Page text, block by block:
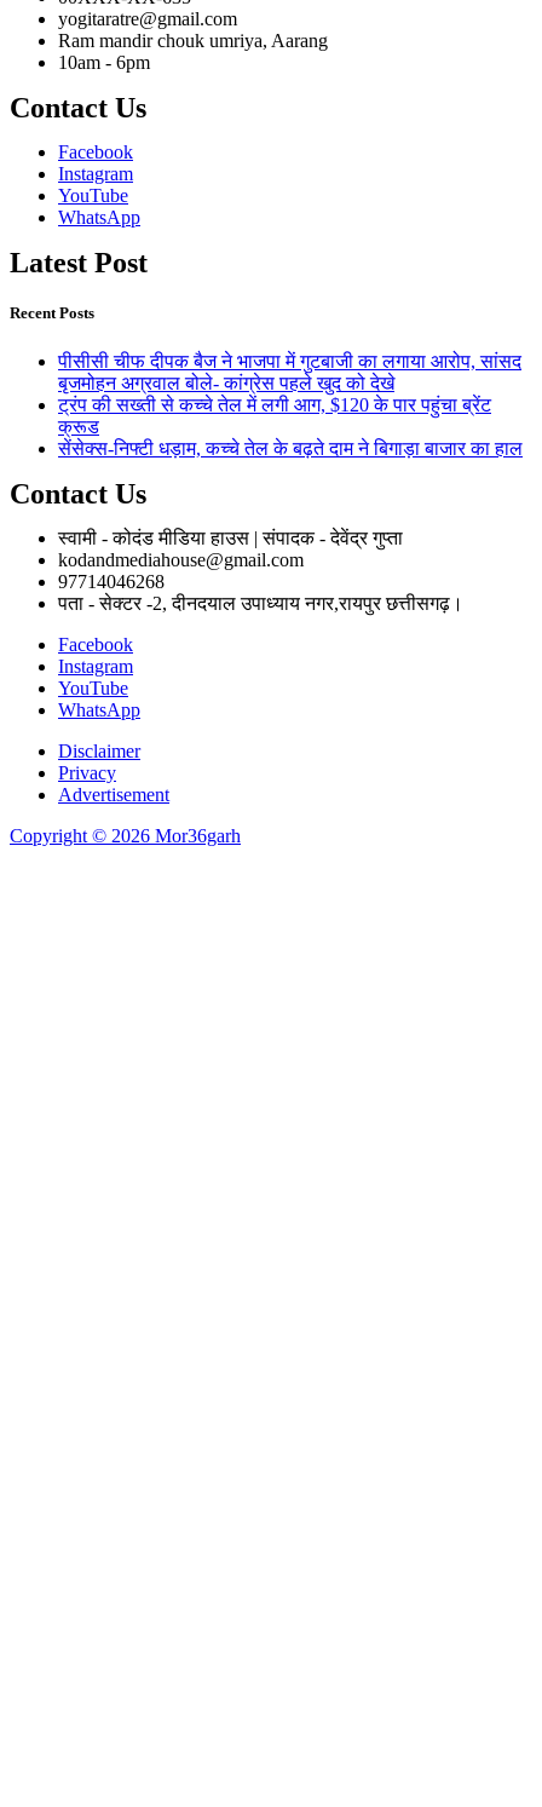
yogitaratre@gmail.com
Ram mandir chouk umriya, Aarang
10am - 6pm
Contact Us
Facebook
Instagram
YouTube
WhatsApp
Latest Post
Recent Posts
पीसीसी चीफ दीपक बैज ने भाजपा में गुटबाजी का लगाया आरोप, सांसद
बृजमोहन अग्रवाल बोले- कांग्रेस पहले खुद को देखे
ट्रंप की सख्ती से कच्चे तेल में लगी आग, $120 के पार पहुंचा ब्रेंट
क्रूड
सेंसेक्स-निफ्टी धड़ाम, कच्चे तेल के बढ़ते दाम ने बिगाड़ा बाजार का हाल
Contact Us
स्वामी - कोदंड मीडिया हाउस | संपादक - देवेंद्र गुप्ता
kodandmediahouse@gmail.com
97714046268
पता - सेक्टर -2, दीनदयाल उपाध्याय नगर,रायपुर छत्तीसगढ़।
Facebook
Instagram
YouTube
WhatsApp
Disclaimer
Privacy
Advertisement
Copyright © 2026 Mor36garh